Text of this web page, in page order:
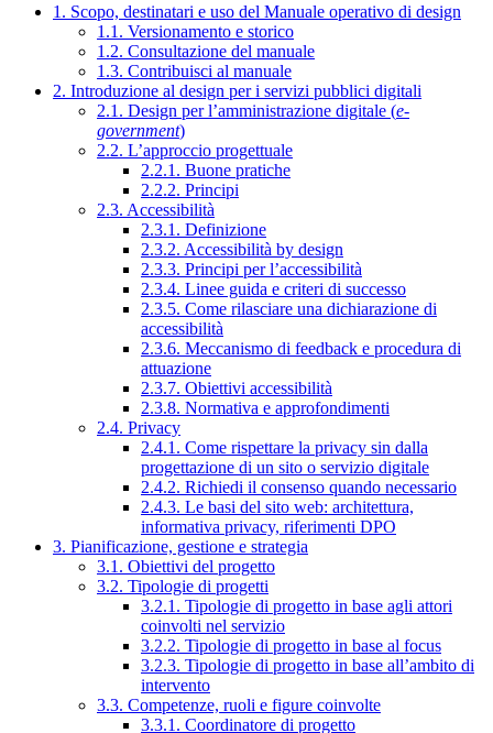
1. Scopo, destinatari e uso del Manuale operativo di design
1.1. Versionamento e storico
1.2. Consultazione del manuale
1.3. Contribuisci al manuale
2. Introduzione al design per i servizi pubblici digitali
2.1. Design per l’amministrazione digitale (e-
government)
2.2. L’approccio progettuale
2.2.1. Buone pratiche
2.2.2. Principi
2.3. Accessibilità
2.3.1. Definizione
2.3.2. Accessibilità by design
2.3.3. Principi per l’accessibilità
2.3.4. Linee guida e criteri di successo
2.3.5. Come rilasciare una dichiarazione di
accessibilità
2.3.6. Meccanismo di feedback e procedura di
attuazione
2.3.7. Obiettivi accessibilità
2.3.8. Normativa e approfondimenti
2.4. Privacy
2.4.1. Come rispettare la privacy sin dalla
progettazione di un sito o servizio digitale
2.4.2. Richiedi il consenso quando necessario
2.4.3. Le basi del sito web: architettura,
informativa privacy, riferimenti DPO
3. Pianificazione, gestione e strategia
3.1. Obiettivi del progetto
3.2. Tipologie di progetti
3.2.1. Tipologie di progetto in base agli attori
coinvolti nel servizio
3.2.2. Tipologie di progetto in base al focus
3.2.3. Tipologie di progetto in base all’ambito di
intervento
3.3. Competenze, ruoli e figure coinvolte
3.3.1. Coordinatore di progetto